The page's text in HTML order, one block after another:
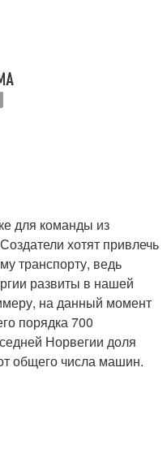
для команды из
хотят привлечь
транспорту, ведь
развиты в нашей
на данный момент
порядка 700
Норвегии доля
общего числа машин.